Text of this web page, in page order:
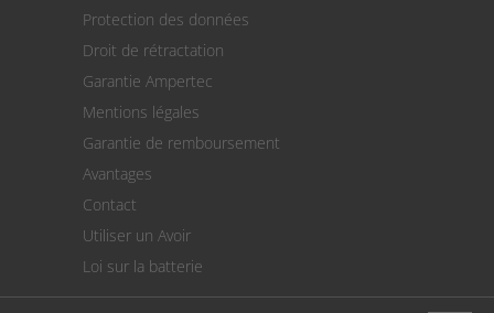
Le calculateur des frais de port
Paramètres des cookies
Protection des données
Droit de rétractation
Garantie Ampertec
Mentions légales
Garantie de remboursement
Avantages
Contact
Utiliser un Avoir
Loi sur la batterie